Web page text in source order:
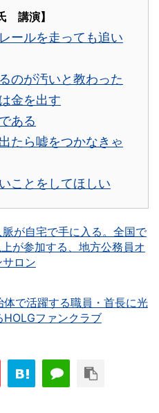
講演】
ールを走っても追い
のが汚いと教わった
金を出す
ある
たら嘘をつかなきゃ
ことをしてほしい
が自宅で手に入る。全国で
が参加する、地方公務員オ
サロン
体で活躍する職員・首長に光
HOLGファンクラブ